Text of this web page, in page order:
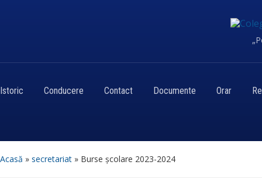
Istoric Conducere Contact Documente Orar
Acasă » secretariat » Burse școlare 2023-2024